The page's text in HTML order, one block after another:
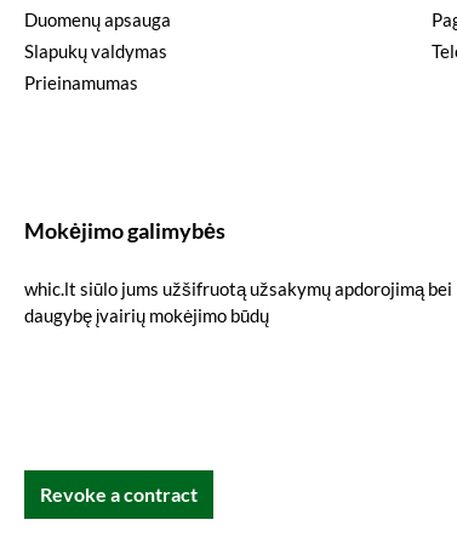
Duomenų apsauga
Slapukų valdymas
Prieinamumas
Mokėjimo galimybės
whic.lt siūlo jums užšifruotą užsakymų apdorojimą bei
daugybę įvairių mokėjimo būdų
Revoke a contract